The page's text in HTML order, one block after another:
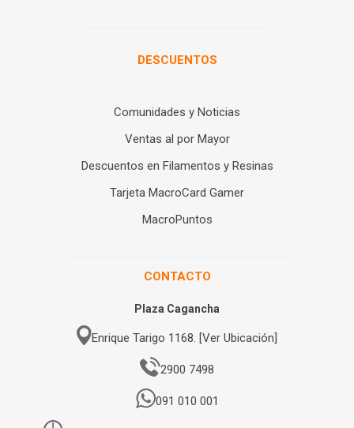
DESCUENTOS
Comunidades y Noticias
Ventas al por Mayor
Descuentos en Filamentos y Resinas
Tarjeta MacroCard Gamer
MacroPuntos
CONTACTO
Plaza Cagancha
Enrique Tarigo 1168. [Ver Ubicación]
2900 7498
091 010 001